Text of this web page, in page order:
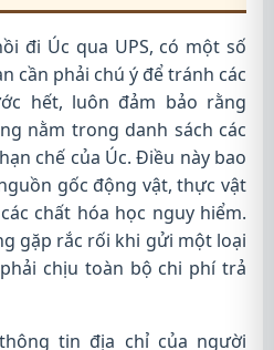
đi Úc qua UPS, có một số
cần phải chú ý để tránh các
hết, luôn đảm bảo rằng
nằm trong danh sách các
chế của Úc. Điều này bao
gốc động vật, thực vật
chất hóa học nguy hiểm.
gặp rắc rối khi gửi một loại
chịu toàn bộ chi phí trả
tin địa chỉ của người